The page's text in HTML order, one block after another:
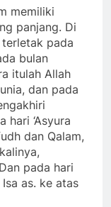
memiliki
panjang. Di
pada
bulan
itulah Allah
dan pada
hari ‘Asyura
dan Qalam,
pada hari
as. ke atas